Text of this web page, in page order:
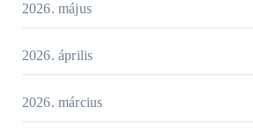
2026. május
2026. április
2026. március